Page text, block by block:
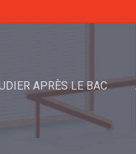
APRÈS LE BAC